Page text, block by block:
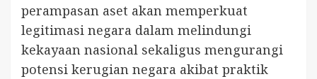
perampasan aset akan memperkuat
legitimasi negara dalam melindungi
kekayaan nasional sekaligus mengurangi
potensi kerugian negara akibat praktik